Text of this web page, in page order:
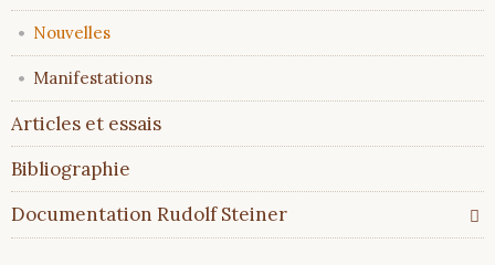
Nouvelles
Manifestations
Articles et essais
Bibliographie
Documentation Rudolf Steiner